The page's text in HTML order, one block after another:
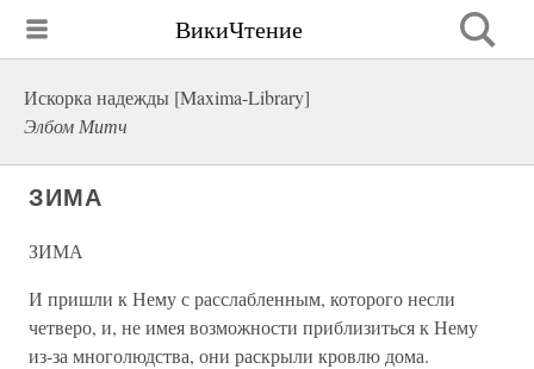
ВикиЧтение
Искорка надежды [Maxima-Library]
Элбом Митч
ЗИМА
ЗИМА
И пришли к Нему с расслабленным, которого несли
четверо, и, не имея возможности приблизиться к Нему
из-за многолюдства, они раскрыли кровлю дома.